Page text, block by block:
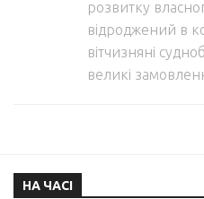
розвитку
відроджений в
вітчизняні
великі
НА ЧАСІ